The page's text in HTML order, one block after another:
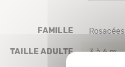
FAMILLE Rosacées
TAILLE ADULTE 3 à 6 m